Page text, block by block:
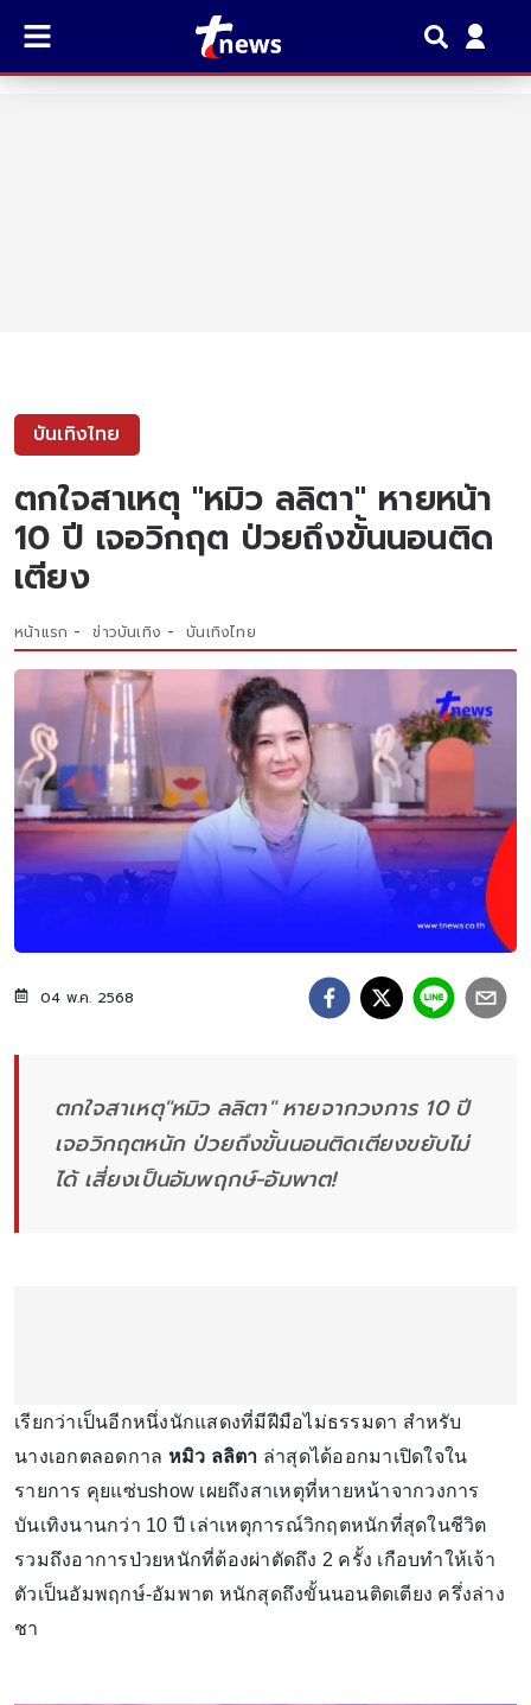
บันเทิงไทย
ตกใจสาเหตุ "หมิว ลลิตา" หายหน้า
10 ปี เจอวิกฤต ป่วยถึงขั้นนอนติด
เตียง
หน้าแรก ข่าวบันเทิง บันเทิงไทย
04 พ.ค. 2568
ตกใจสาเหตุ"หมิว ลลิตา" หายจากวงการ 10 ปี
เจอวิกฤตหนัก ป่วยถึงขั้นนอนติดเตียงขยับไม่
ได้ เสี่ยงเป็นอัมพฤกษ์-อัมพาต!
เรียกว่าเป็นอีกหนึ่งนักแสดงที่มีฝีมือไม่ธรรมดา สำหรับ
นางเอกตลอดกาล หมิว ลลิตา ล่าสุดได้ออกมาเปิดใจใน
รายการ คุยแซ่บshow เผยถึงสาเหตุที่หายหน้าจากวงการ
บันเทิงนานกว่า 10 ปี เล่าเหตุการณ์วิกฤตหนักที่สุดในชีวิต
รวมถึงอาการป่วยหนักที่ต้องผ่าตัดถึง 2 ครั้ง เกือบทำให้เจ้า
ตัวเป็นอัมพฤกษ์-อัมพาต หนักสุดถึงขั้นนอนติดเตียง ครึ่งล่าง
ชา